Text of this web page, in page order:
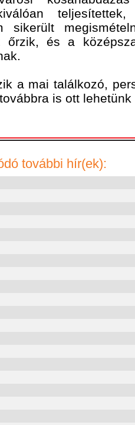
sikerült
őrzik, és a
a mai találkozó,
is ott
további hír(ek):